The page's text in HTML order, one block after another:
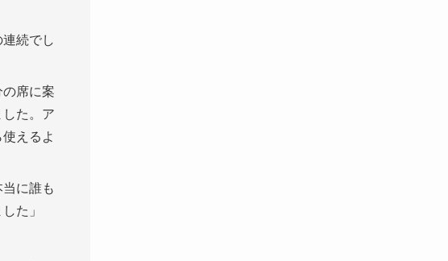
続でし
席に案
た。ア
えるよ
に誰も
た」